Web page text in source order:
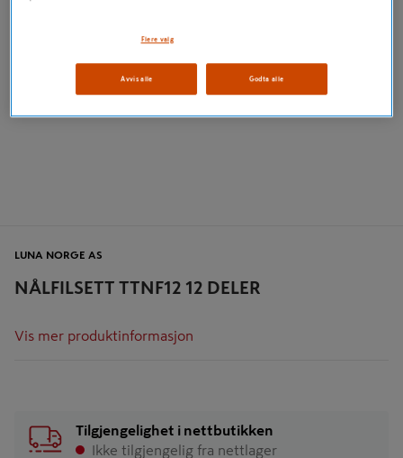
NÅLFILSETT TTNF12 12 DELER
LUNA NORGE AS
Vis mer produktinformasjon
Tilgjengelighet i nettbutikken
Ikke tilgjengelig fra nettlager
Flere valg
Avvis alle Godta alle